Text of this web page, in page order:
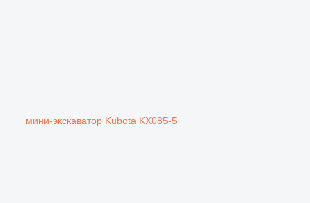
мини-экскаватор Kubota KX085-5